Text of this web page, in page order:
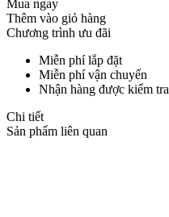
Mua ngay
Thêm vào giỏ hàng
Chương trình ưu đãi
Miễn phí lắp đặt
Miễn phí vận chuyển
Nhận hàng được kiểm
Chi tiết
Sản phẩm liên quan